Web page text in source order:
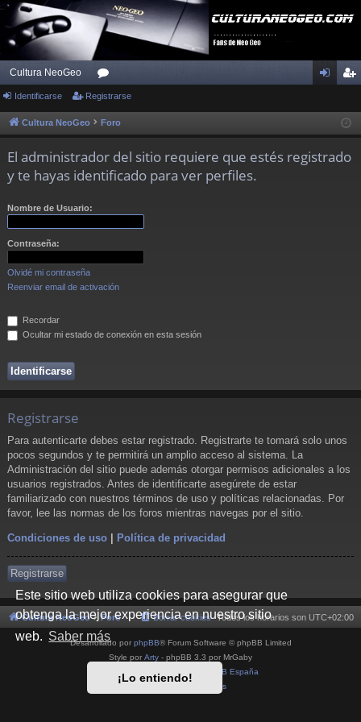
Este sitio web utiliza cookies para asegurar que
obtenga la mejor experiencia en nuestro sitio
web. Saber más
¡Lo entiendo!
Cultura NeoGeo
or
os ist
Identificarse Registrarse
Cultura NeoGeo Foro
El administrador del sitio requiere que estés registrado
y te hayas identificado para ver perfiles.
Nombre de Usuario:
Contraseña:
Olvidé mi contraseña
Reenviar email de activación
Recordar
Ocultar mi estado de conexión en esta sesión
Registrarse
Para autenticarte debes estar registrado. Registrarte te tomará solo unos
pocos segundos y te permitirá un amplio acceso al sistema. La
Administración del sitio puede además otorgar permisos adicionales a los
usuarios registrados. Antes de identificarte asegúrete de estar
familiarizado con nuestros términos de uso y políticas relacionadas. Por
favor, lee las normas de los foros mientras navegas por el sitio.
Condiciones de uso Política de privacidad
Registrarse
Cultura NeoGeo Foro Todos los horarios son UTC+02:00
Borrar cookies
Desarrollado por phpBB® Forum Software © phpBB Limited
Style por Arty - phpBB 3.3 por MrGaby
phpBB España
Condiciones